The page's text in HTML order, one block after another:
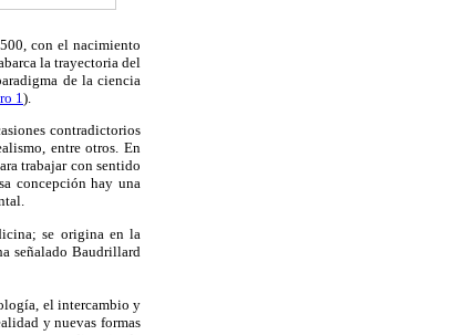
con el nacimiento
la trayectoria del
de la ciencia
1).
contradictorios
entre otros. En
trabajar con sentido
concepción hay una
se origina en la
señalado Baudrillard
el intercambio y
y nuevas formas